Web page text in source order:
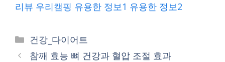
리뷰 우리캠핑 유용한 정보1 유용한 정보2
Categories
건강_다이어트
참깨 효능 뼈 건강과 혈압 조절 효과